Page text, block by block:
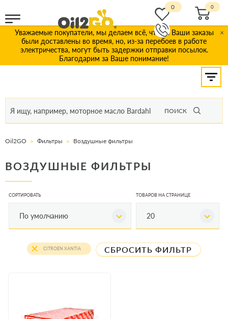
Уважаемые покупатели, мы делаем всё, чтобы Ваши заказы
были доставлены во время, но, из-за перебоев в работе
электричества, могут быть задержки отправки посылок.
Благодарим за Ваше понимание!
×
ПОИСК
0
Oil2GO Фильтры Воздушные фильтры
ВОЗДУШНЫЕ ФИЛЬТРЫ
СОРТИРОВАТЬ
По умолчанию
ТОВАРОВ НА СТРАНИЦЕ
20
CITROEN XANTIA СБРОСИТЬ ФИЛЬТР